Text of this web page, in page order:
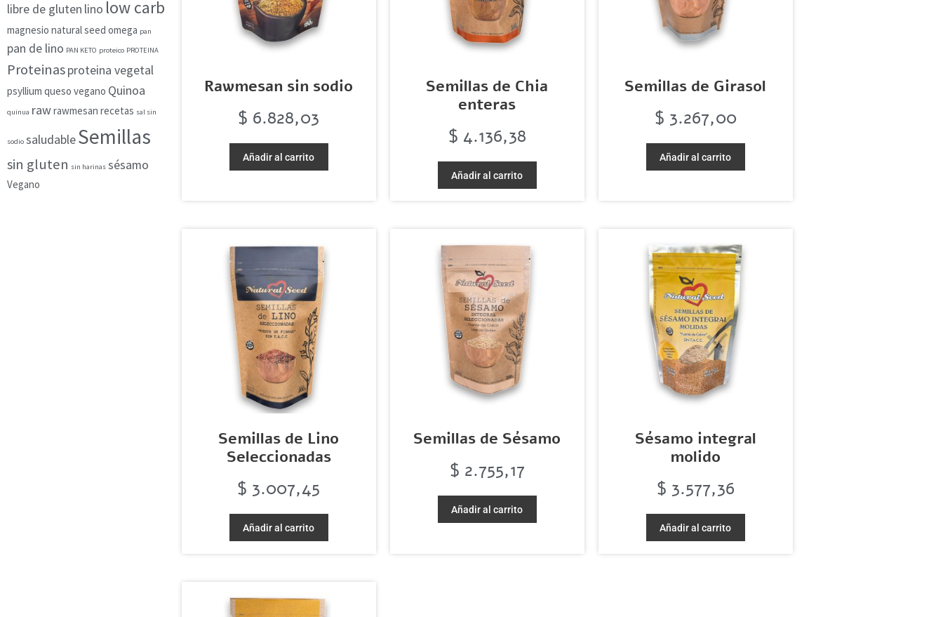
libre de gluten lino low carb
magnesio natural seed omega pan
pan de lino PAN KETO proteico PROTEINA
Proteinasproteina vegetal
psyllium queso vegano Quinoa
quinua rawrawmesan recetas sal sin
sodio saludableSemillas
sin gluten sin harinas sésamo
Vegano
Rawmesan sin sodio
$ 6.828,03
Añadir al carrito
Semillas de Chia
enteras
$ 4.136,38
Añadir al carrito
Semillas de Girasol
$ 3.267,00
Añadir al carrito
Semillas de Lino
Seleccionadas
$ 3.007,45
Añadir al carrito
Semillas de Sésamo
$ 2.755,17
Añadir al carrito
Sésamo integral
molido
$ 3.577,36
Añadir al carrito